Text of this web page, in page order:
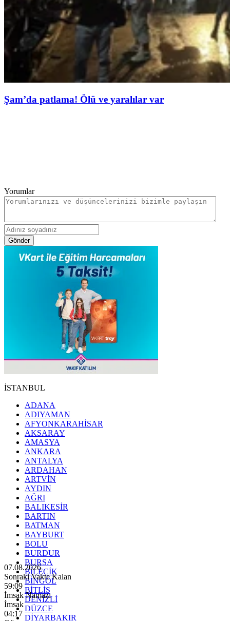
Şam’da patlama! Ölü ve yaralılar var
Yorumlar
Gönder
İSTANBUL
ADANA
ADIYAMAN
AFYONKARAHİSAR
AKSARAY
AMASYA
ANKARA
ANTALYA
ARDAHAN
ARTVİN
AYDIN
AĞRI
BALIKESİR
BARTIN
BATMAN
BAYBURT
BOLU
BURDUR
BURSA
BİLECİK
BİNGÖL
BİTLİS
DENİZLİ
DÜZCE
DİYARBAKIR
07.08.2026
Sonraki Vakte Kalan
59:07
İmsak Namazı
İmsak
04:17